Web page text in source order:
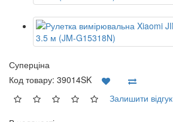
Суперціна
Код товару: 39014SK
Залишити відгук